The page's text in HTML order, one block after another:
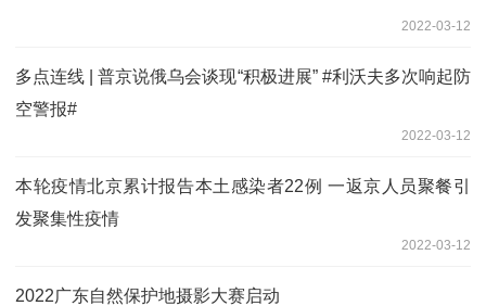
2022-03-12
多点连线 | 普京说俄乌会谈现“积极进展” #利沃夫多次响起防
空警报#
2022-03-12
本轮疫情北京累计报告本土感染者22例 一返京人员聚餐引
发聚集性疫情
2022-03-12
2022广东自然保护地摄影大赛启动